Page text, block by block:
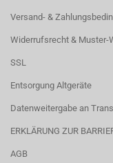
Versand- &
Widerrufsrecht & Muster-
SSL
Entsorgung Altgeräte
Datenweitergabe an
ERKLÄRUNG ZUR
AGB